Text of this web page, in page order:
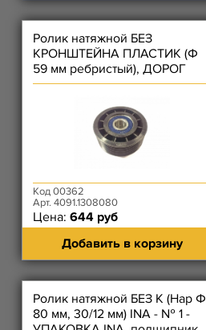
Ролик натяжной БЕЗ
КРОНШТЕЙНА ПЛАСТИК (Ф
59 мм ребристый), ДОРОГ
ремня вентилятора (1054)
Код 00362
Арт. 4091.1308080
Цена: 644 руб
Добавить в корзину
Ролик натяжной БЕЗ К (Нар Ф
80 мм, 30/12 мм) INA - № 1 -